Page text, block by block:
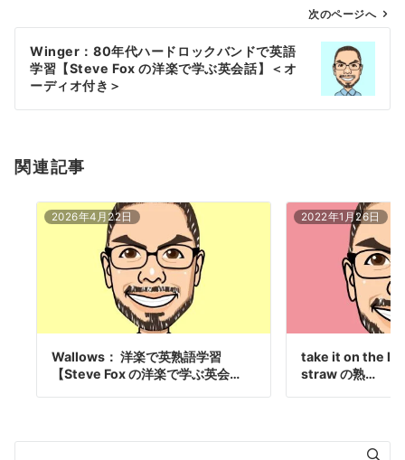
ン
次のページへ
Winger：80年代ハードロックバンドで英語
学習【Steve Fox の洋楽で学ぶ英会話】＜オ
ーディオ付き＞
関連記事
2026年4月22日
Wallows： 洋楽で英熟語学習
【Steve Fox の洋楽で学ぶ英会…
2022年1月26日
take it on the
straw の熟…